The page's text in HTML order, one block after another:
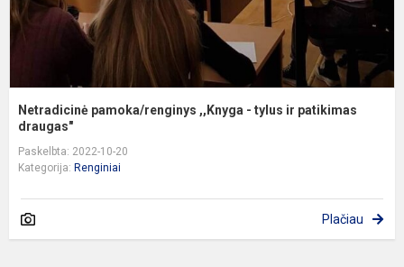
Netradicinė pamoka/renginys ,,Knyga - tylus ir patikimas
draugas"
Paskelbta: 2022-10-20
Kategorija: Renginiai
Plačiau